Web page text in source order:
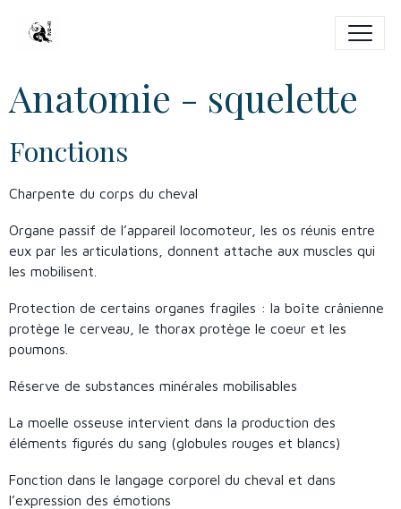
Anatomie - squelette
Fonctions
Charpente du corps du cheval
Organe passif de l’appareil locomoteur, les os réunis entre
eux par les articulations, donnent attache aux muscles qui
les mobilisent.
Protection de certains organes fragiles : la boîte crânienne
protège le cerveau, le thorax protège le coeur et les
poumons.
Réserve de substances minérales mobilisables
La moelle osseuse intervient dans la production des
éléments figurés du sang (globules rouges et blancs)
Fonction dans le langage corporel du cheval et dans
l’expression des émotions